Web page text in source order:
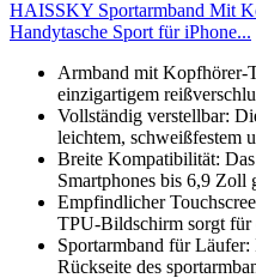
HAISSKY Sportarmband Mit
Handytasche Sport für iPhone...
Armband mit Kopfhörer-
einzigartigem
Vollständig verstellbar:
leichtem, schweißfestem
Breite Kompatibilität:
Smartphones bis 6,9 Zoll
Empfindlicher
TPU-Bildschirm sorgt für
Sportarmband für
Rückseite des